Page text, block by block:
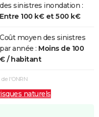
des sinistres inondation :
Entre 100 k€ et 500 k€
Coût moyen des sinistres
par année : Moins de 100
€ / habitant
l'ONRN
naturels